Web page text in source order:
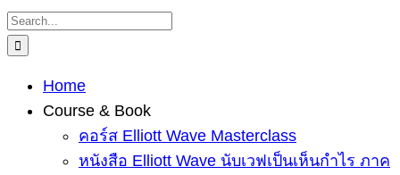
Skip
to
Search
for:
Home
Course & Book
คอร์ส Elliott Wave Masterclass
หนังสือ Elliott Wave นับเวฟเป็นเห็นกำไร ภาค